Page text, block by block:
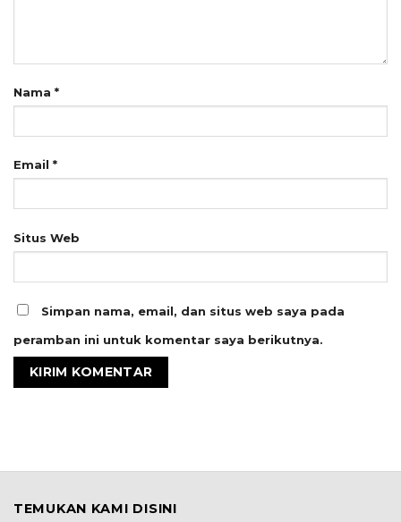
Nama *
Email *
Situs Web
Simpan nama, email, dan situs web saya pada
peramban ini untuk komentar saya berikutnya.
TEMUKAN KAMI DISINI